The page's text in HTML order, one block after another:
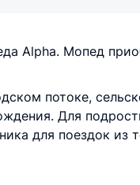
Alpha. Мопед
потоке,
Для
для поездок из